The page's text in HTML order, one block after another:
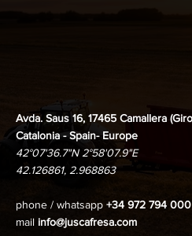
, gastos de
recogida a cargo del
actual. Al ser un vehículo
desgaste estético y
antigüedad.
Avda. Saus 16, 17465 Camallera
Catalonia - Spain- Europe
42°07'36.7"N 2°58'07.9"E
42.126861, 2.968863
phone / whatsapp+34 972 794 000
mail info@juscafresa.com